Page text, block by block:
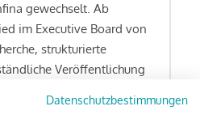
gewechselt. Ab
im Executive Board von
strukturierte
Veröffentlichung
den wesentlichen
Datenschutzbestimmungen